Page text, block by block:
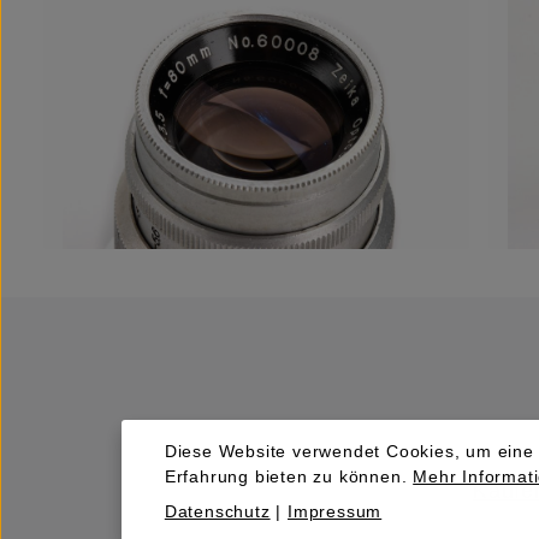
Diese Website verwendet Cookies, um
Erfahrung bieten zu können. Mehr
Datenschutz | Impressum